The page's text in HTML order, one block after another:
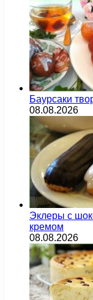
Баурсаки
08.08.2026
Эклеры с
кремом
08.08.2026